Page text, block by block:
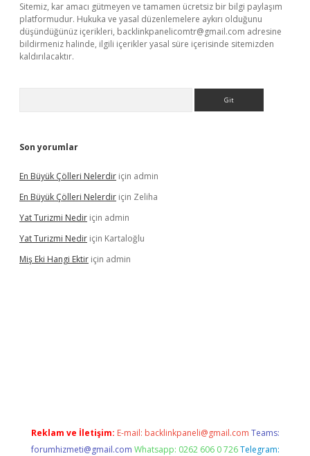
Sitemiz, kar amacı gütmeyen ve tamamen ücretsiz bir bilgi paylaşım
platformudur. Hukuka ve yasal düzenlemelere aykırı olduğunu
düşündüğünüz içerikleri, backlinkpanelicomtr@gmail.com adresine
bildirmeniz halinde, ilgili içerikler yasal süre içerisinde sitemizden
kaldırılacaktır.
Son yorumlar
En Büyük Çölleri Nelerdir için admin
En Büyük Çölleri Nelerdir için Zeliha
Yat Turizmi Nedir için admin
Yat Turizmi Nedir için Kartaloğlu
Miş Eki Hangi Ektir için admin
Reklam ve İletişim: E-mail: backlinkpaneli@gmail.com Teams:
forumhizmeti@gmail.com Whatsapp: 0262 606 0 726 Telegram: